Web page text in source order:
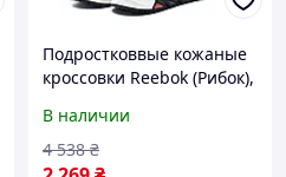
Подростковвые кожаные
кроссовки Reebok (Рибок),
черные, кеды. Мужская
обувь
В наличии
4 538 ₴